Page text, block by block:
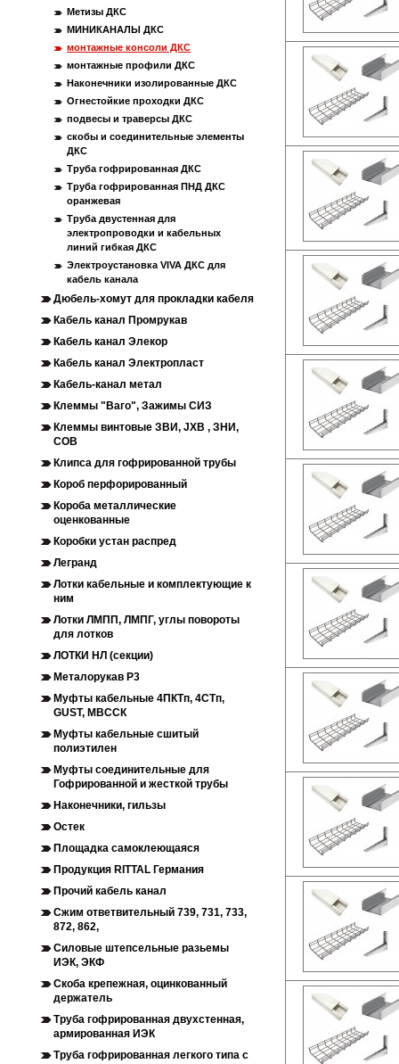
Метизы ДКС
МИНИКАНАЛЫ ДКС
монтажные консоли ДКС
монтажные профили ДКС
Наконечники изолированные ДКС
Огнестойкие проходки ДКС
подвесы и траверсы ДКС
скобы и соединительные элементы
ДКС
Труба гофрированная ДКС
Труба гофрированная ПНД ДКС
оранжевая
Труба двустенная для
электропроводки и кабельных
линий гибкая ДКС
Электроустановка VIVA ДКС для
кабель канала
Дюбель-хомут для прокладки кабеля
Кабель канал Промрукав
Кабель канал Элекор
Кабель канал Электропласт
Кабель-канал метал
Клеммы "Ваго", Зажимы СИЗ
Клеммы винтовые ЗВИ, JXB , ЗНИ,
СОВ
Клипса для гофрированной трубы
Короб перфорированный
Короба металлические
оценкованные
Коробки устан распред
Легранд
Лотки кабельные и комплектующие к
ним
Лотки ЛМПП, ЛМПГ, углы повороты
для лотков
ЛОТКИ НЛ (секции)
Металорукав Р3
Муфты кабельные 4ПКТп, 4СТп,
GUST, МВССК
Муфты кабельные сшитый
полиэтилен
Муфты соединительные для
Гофрированной и жесткой трубы
Наконечники, гильзы
Остек
Площадка самоклеющаяся
Продукция RITTAL Германия
Прочий кабель канал
Сжим ответвительный 739, 731, 733,
872, 862,
Силовые штепсельные разьемы
ИЭК, ЭКФ
Скоба крепежная, оцинкованный
держатель
Труба гофрированная двухстенная,
армированная ИЭК
Труба гофрированная легкого типа с